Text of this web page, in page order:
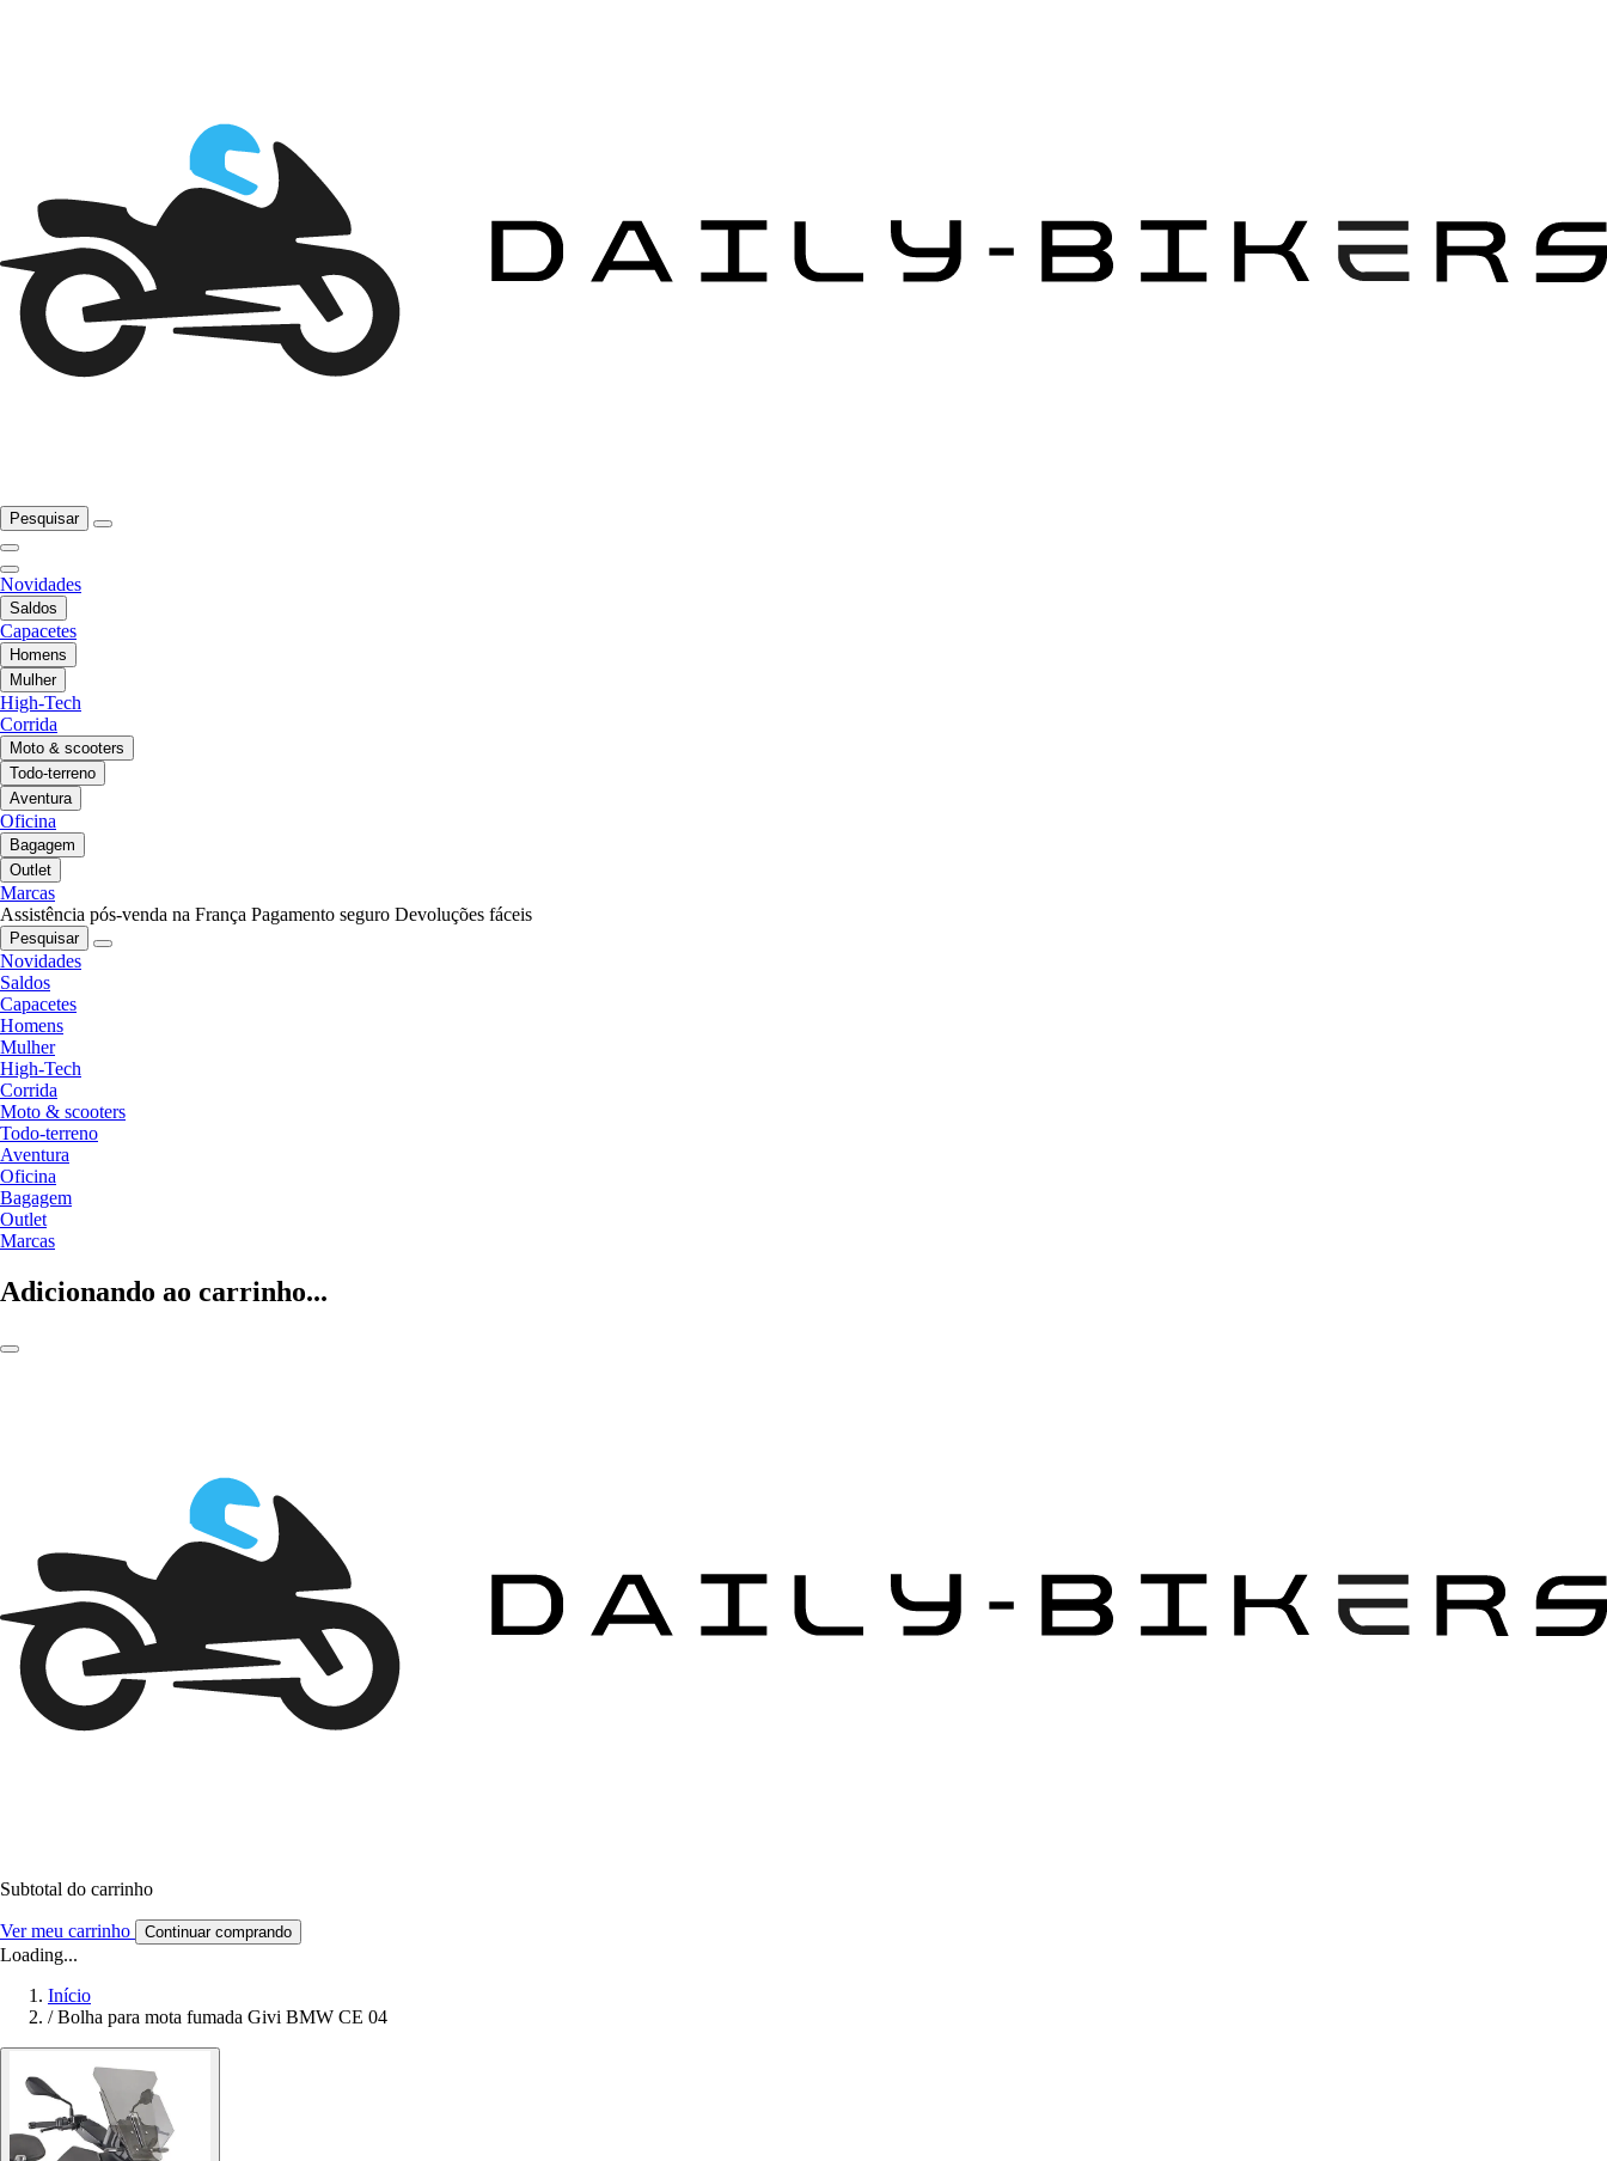
Pesquisar
Novidades
Saldos
Capacetes
Homens
Mulher
High-Tech
Corrida
Moto & scooters
Todo-terreno
Aventura
Oficina
Bagagem
Outlet
Marcas
Assistência pós-venda na França Pagamento seguro Devoluções fáceis
Pesquisar
Novidades
Saldos
Capacetes
Homens
Mulher
High-Tech
Corrida
Moto & scooters
Todo-terreno
Aventura
Oficina
Bagagem
Outlet
Marcas
Adicionando ao carrinho...
Subtotal do carrinho
Ver meu carrinho Continuar comprando
Loading...
Início
/ Bolha para mota fumada Givi BMW CE 04